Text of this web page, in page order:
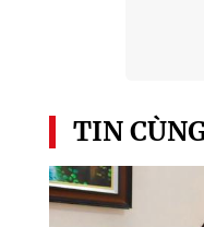
TIN